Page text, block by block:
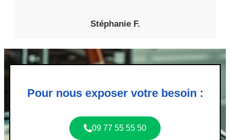
Stéphanie F.
Pour nous exposer votre besoin :
09 77 55 55 50